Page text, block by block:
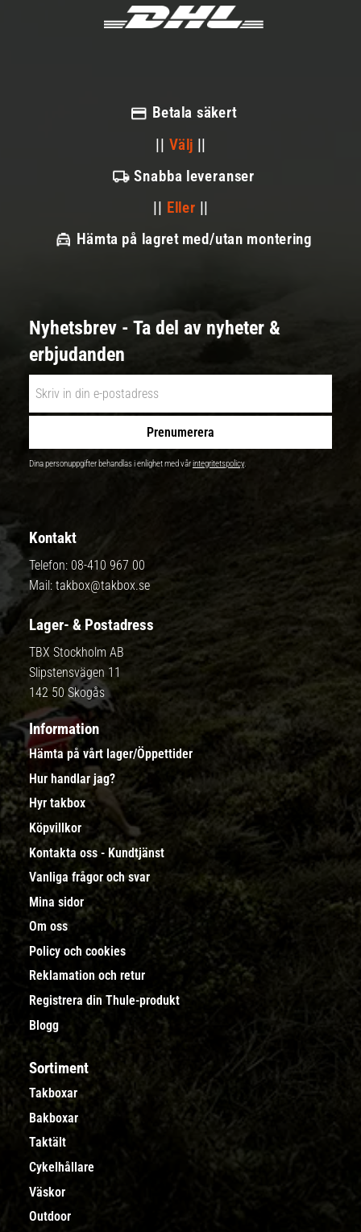
Betala säkert
|| Välj ||
Snabba leveranser
|| Eller ||
Hämta på lagret med/utan montering
Nyhetsbrev - Ta del av nyheter &
erbjudanden
Prenumerera
Dina personuppgifter behandlas i enlighet med vårintegritetspolicy.
Kontakt
Telefon: 08-410 967 00
Mail: takbox@takbox.se
Lager- & Postadress
TBX Stockholm AB
Slipstensvägen 11
142 50 Skogås
Information
Hämta på vårt lager/Öppettider
Hur handlar jag?
Hyr takbox
Köpvillkor
Kontakta oss - Kundtjänst
Vanliga frågor och svar
Mina sidor
Om oss
Policy och cookies
Reklamation och retur
Registrera din Thule-produkt
Blogg
Sortiment
Takboxar
Bakboxar
Taktält
Cykelhållare
Väskor
Outdoor